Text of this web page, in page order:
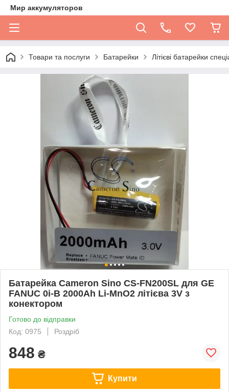
Мир аккумуляторов
Товари та послуги Батарейки Літієві батарейки
Батарейка Cameron Sino CS-FN200SL для GE
FANUC 0i-B 2000Ah Li-MnO2 літієва 3V з
конектором
Готово до відправки
Код: 0975
Роздріб
848 ₴
Купити